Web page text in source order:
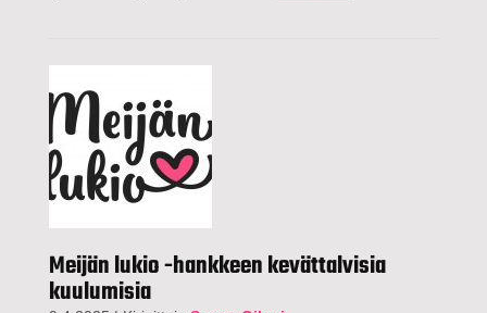
Meijän lukio -hankkeen kevättalvisia
kuulumisia